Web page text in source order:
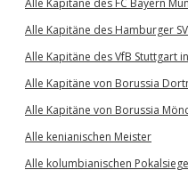
Alle Kapitäne des FC Bayern
Alle Kapitäne des Hamburger
Alle Kapitäne des VfB Stuttgart
Alle Kapitäne von Borussia
Alle Kapitäne von Borussia
Alle kenianischen Meister
Alle kolumbianischen